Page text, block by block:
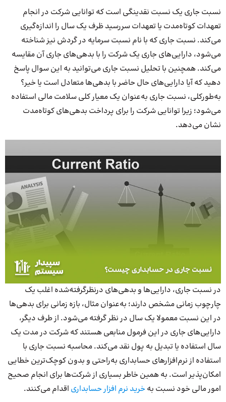
نسبت جاری یک نسبت نقدینگی است که توانایی شرکت در انجام
تعهدات کوتاه‌مدت یا تعهدات سررسید ظرف یک سال را اندازه‌گیری
می‌کند. نسبت جاری که با نام نسبت سرمایه در گردش نیز شناخته
می‌شود، دارایی‌های جاری یک شرکت را با بدهی‌های جاری آن مقایسه
می‌کند. همچنین با تحلیل نسبت جاری می‌توانید به این سوال پاسخ
دهید که آیا دارایی‌های حال حاضر با بدهی‌ها متعادل است یا خیر؟
به‌طورکلی، نسبت جاری به‌عنوان یک معیار کلی سلامت مالی استفاده
می‌شود؛ زیرا توانایی شرکت را برای پرداخت بدهی‌های کوتاه‌مدت
نشان می‌دهد.
در نسبت جاری، دارایی‌ها و بدهی‌های درنظرگرفته‌شده اغلب یک
چارچوب زمانی مشخص دارند؛ به‌عنوان مثال، بازه زمانی برای بدهی‌ها
در این نسبت معمولا یک سال در نظر گرفته می‌شود. از طرف دیگر،
دارایی‌های جاری در این فرمول منابعی هستند که شرکت در مدت یک
سال استفاده یا تبدیل به پول نقد می‌کند. محاسبه نسبت جاری با
استفاده از نرم‌افزارهای حسابداری به‌راحتی و بدون کوچک‌ترین خطایی
امکان‌پذیر است. به همین خاطر بسیاری از شرکت‌ها برای انجام صحیح
امور مالی خود نسبت بهخرید نرم افزار حسابداری اقدام می‌کنند.